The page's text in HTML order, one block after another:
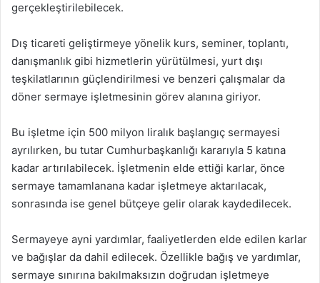
gerçekleştirilebilecek.
Dış ticareti geliştirmeye yönelik kurs, seminer, toplantı,
danışmanlık gibi hizmetlerin yürütülmesi, yurt dışı
teşkilatlarının güçlendirilmesi ve benzeri çalışmalar da
döner sermaye işletmesinin görev alanına giriyor.
Bu işletme için 500 milyon liralık başlangıç sermayesi
ayrılırken, bu tutar Cumhurbaşkanlığı kararıyla 5 katına
kadar artırılabilecek. İşletmenin elde ettiği karlar, önce
sermaye tamamlanana kadar işletmeye aktarılacak,
sonrasında ise genel bütçeye gelir olarak kaydedilecek.
Sermayeye ayni yardımlar, faaliyetlerden elde edilen karlar
ve bağışlar da dahil edilecek. Özellikle bağış ve yardımlar,
sermaye sınırına bakılmaksızın doğrudan işletmeye